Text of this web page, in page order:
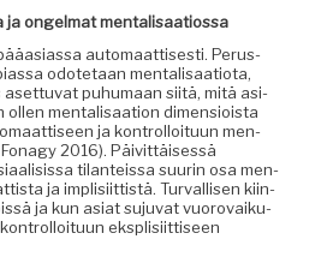
ja ongel­mat mentalisaatiossa
automaat­tis­es­ti. Perus­
odote­taan men­tal­isaa­tio­ta,
puhu­maan siitä, mitä asi­
ollen men­tal­isaa­tion dimen­sioista
ja kon­trol­loitu­un men­
2016). Päivit­täisessä
tilanteis­sa suurin osa men­
ja implisi­it­tistä. Tur­val­lisen kiin­
ja kun asi­at suju­vat vuorovaiku­
eksplisi­it­tiseen